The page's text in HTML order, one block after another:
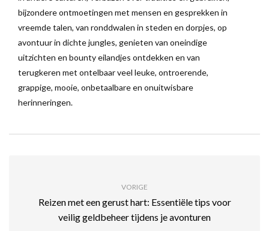
bijzondere ontmoetingen met mensen en gesprekken in
vreemde talen, van ronddwalen in steden en dorpjes, op
avontuur in dichte jungles, genieten van oneindige
uitzichten en bounty eilandjes ontdekken en van
terugkeren met ontelbaar veel leuke, ontroerende,
grappige, mooie, onbetaalbare en onuitwisbare
herinneringen.
VORIGE
Reizen met een gerust hart: Essentiële tips voor
veilig geldbeheer tijdens je avonturen